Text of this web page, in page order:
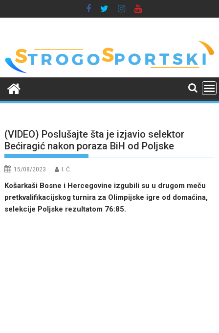
to
(VIDEO) Poslušajte šta je izjavio selektor
Bećiragić nakon poraza BiH od Poljske
15/08/2023 I. Ć.
Košarkaši Bosne i Hercegovine izgubili su u drugom meču
pretkvalifikacijskog turnira za Olimpijske igre od domaćina,
selekcije Poljske rezultatom 76:85.